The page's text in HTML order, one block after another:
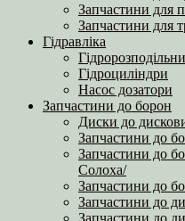
Запчастини для
Запчастини для
Гідравліка
Гідроциліндри
Насос дозатори
Запчастини до борон
Диски до
Запчастини до
Запчастини до
Солоха/
Запчастини до
Запчастини до